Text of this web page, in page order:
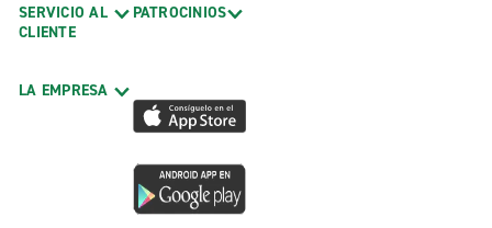
SERVICIO AL
CLIENTE
LA EMPRESA
PATROCINIOS